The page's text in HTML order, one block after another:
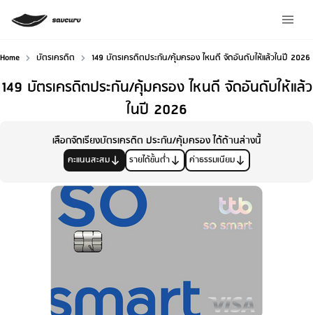
Home บัตรเครดิต 149 บัตรเครดิตประกัน/คุ้มครอง ไหนดี จัดอันดับให้แล้วในปี 2026
149 บัตรเครดิตประกัน/คุ้มครอง ไหนดี จัดอันดับให้แล้ว
ในปี 2026
เลือกจัดเรียงบัตรเครดิต ประกัน/คุ้มครอง ได้ด้านล่างนี้
คะแนนสะสม รายได้ขั้นต่ำ ค่าธรรมเนียม